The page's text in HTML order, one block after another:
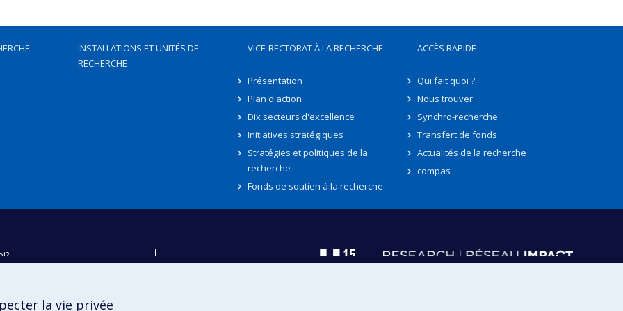
INSTALLATIONS ET UNITÉS DE
RECHERCHE
VICE-RECTORAT À LA RECHERCHE
Présentation
Plan d'action
Dix secteurs d'excellence
Initiatives stratégiques
Stratégies et politiques de la
recherche
Fonds de soutien à la recherche
ACCÈS RAPIDE
Qui fait quoi ?
Nous trouver
Synchro-recherche
Transfert de fonds
Actualités de la recherche
compas
la vie privée